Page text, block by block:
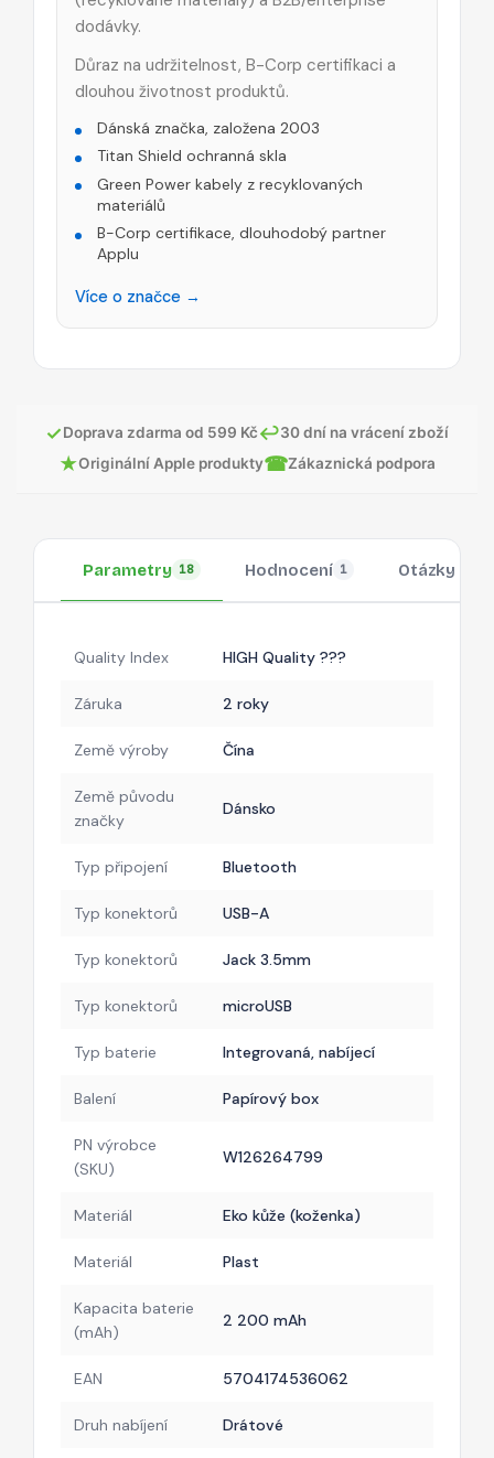
dodávky.
Důraz na udržitelnost, B-Corp certifikaci a
dlouhou životnost produktů.
Dánská značka, založena 2003
Titan Shield ochranná skla
Green Power kabely z recyklovaných
materiálů
B-Corp certifikace, dlouhodobý partner
Applu
Více o značce →
✓Doprava zdarma od 599 Kč↩30 dní na vrácení zboží
★Originální Apple produkty☎Zákaznická podpora
Parametry 18 Hodnocení 1 Otázky
Quality Index HIGH Quality ???
Záruka 2 roky
Země výroby Čína
Země původu
značky
Dánsko
Typ připojení Bluetooth
Typ konektorů USB-A
Typ konektorů Jack 3.5mm
Typ konektorů microUSB
Typ baterie Integrovaná, nabíjecí
Balení Papírový box
PN výrobce
(SKU)
W126264799
Materiál Eko kůže (koženka)
Materiál Plast
Kapacita baterie
(mAh)
2 200 mAh
EAN 5704174536062
Druh nabíjení Drátové